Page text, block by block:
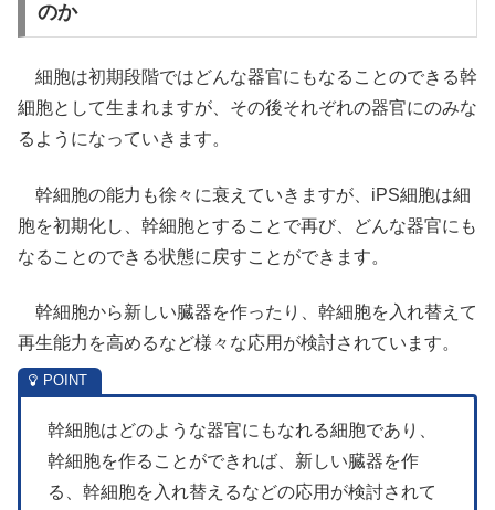
のか
細胞は初期段階ではどんな器官にもなることのできる幹
細胞として生まれますが、その後それぞれの器官にのみな
るようになっていきます。
幹細胞の能力も徐々に衰えていきますが、iPS細胞は細
胞を初期化し、幹細胞とすることで再び、どんな器官にも
なることのできる状態に戻すことができます。
幹細胞から新しい臓器を作ったり、幹細胞を入れ替えて
再生能力を高めるなど様々な応用が検討されています。
幹細胞はどのような器官にもなれる細胞であり、
幹細胞を作ることができれば、新しい臓器を作
る、幹細胞を入れ替えるなどの応用が検討されて